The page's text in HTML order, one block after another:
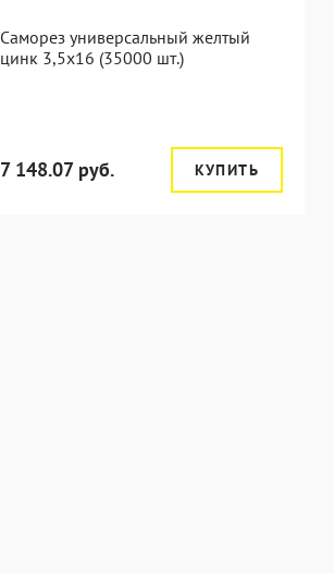
Саморез универсальный желтый
цинк 3,5x16 (35000 шт.)
7 148.07 руб. КУПИТЬ